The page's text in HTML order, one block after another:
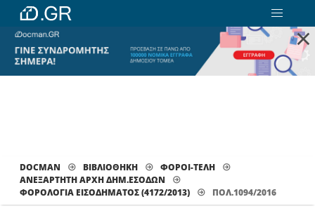
×
DOCMAN ΒΙΒΛΙΟΘΗΚΗ
ΦΟΡΟΙ-ΤΕΛΗ
ΑΝΕΞΑΡΤΗΤΗ ΑΡΧΗ ΔΗΜ.ΕΣΟΔΩΝ
ΦΟΡΟΛΟΓΊΑ ΕΙΣΟΔΉΜΑΤΟΣ (4172/2013)
ΠΟΛ.1094/2016